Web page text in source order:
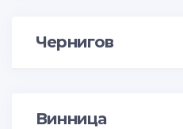
Чернигов
Винница